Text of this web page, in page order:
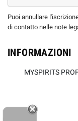
Puoi annullare
di contatto nelle note
INFORMAZIONI
MYSPIRITS